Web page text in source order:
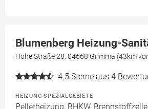
Blumenberg Heizung-
Hohe Straße 28, 04668 Grimma (43km
4.5 Sterne aus 4
HEIZUNG SPEZIALGEBIETE
Pelletheizung, BHKW, Brennstoffzelle